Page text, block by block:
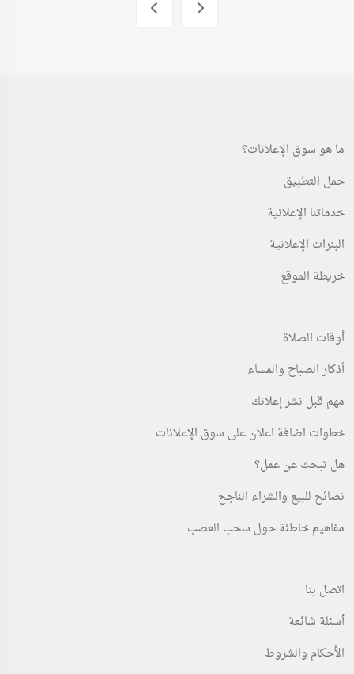
ما هو سوق الإعلانات؟
حمل التطبيق
خدماتنا الإعلانية
البنرات الإعلانية
خريطة الموقع
أوقات الصلاة
أذكار الصباح والمساء
مهم قبل نشر إعلانك
خطوات اضافة اعلان على سوق الإعلانات
هل تبحث عن عمل؟
نصائح للبيع والشراء الناجح
مفاهيم خاطئة حول سحب العصب
اتصل بنا
أسئلة شائعة
الأحكام والشروط